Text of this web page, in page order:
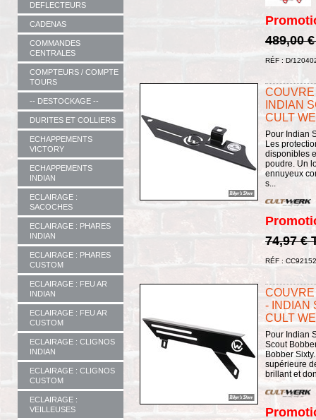
DEFLECTEURS
CADENAS
COMMANDES
CENTRALES
COMPTEURS / COMPTE
TOURS
-- DESTOCKAGE --
DURITES ET COLLIERS
ECHAPPEMENTS
VICTORY
ECHAPPEMENTS
INDIAN
ECLAIRAGE :
SACOCHES
ECLAIRAGE : PHARES
INDIAN
ECLAIRAGE : PHARES
CUSTOM
ECLAIRAGE : FEU AR
INDIAN
ECLAIRAGE : FEU AR
CUSTOM
ECLAIRAGE : CLIGNOS
INDIAN
ECLAIRAGE : CLIGNOS
CUSTOM
ECLAIRAGE :
VEILLEUSES
489,00
RÉF : D/
INDIAN
CULT
Pour Indian
Les
disponibles
poudre. Un
ennuyeux
s...
74,97 €
RÉF :
- INDIAN
CULT
Pour Indian
Scout
Bobber
supérieure
brillant et